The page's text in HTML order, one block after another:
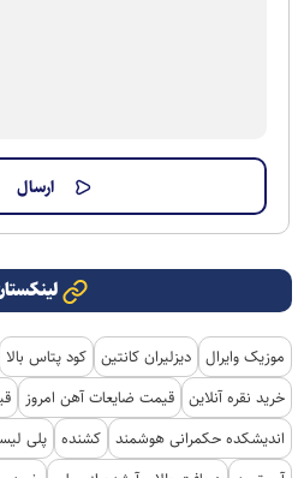
موزیک وایرال دیزلیران کانتین کود پتاس بالا
کشنده پلی
آپ تیون دریافت طلای آبشده از میلی خرید
خرید استارز تلگرام هتل یار نمایندگی
هدایای تبلیغاتی غذای شرکتی تور استانبول
لوازم یدکی تویوتا قطعات تویوتا مشاوره حقوقی